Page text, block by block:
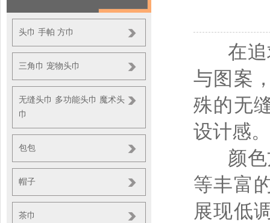
头巾 手帕 方巾
三角巾 宠物头巾
无缝头巾 多功能头巾 魔术头
巾
包包
帽子
茶巾
在追
与图案
殊的无
设计感。
颜色
等丰富
展现低